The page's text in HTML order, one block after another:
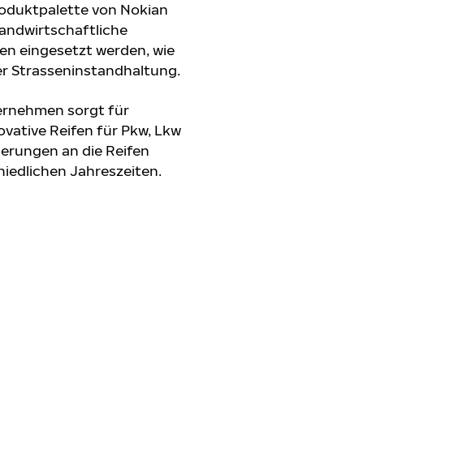
von Nokian
eingesetzt werden, wie
Strasseninstandhaltung.
sorgt für
Reifen für Pkw, Lkw
an die Reifen
Jahreszeiten.